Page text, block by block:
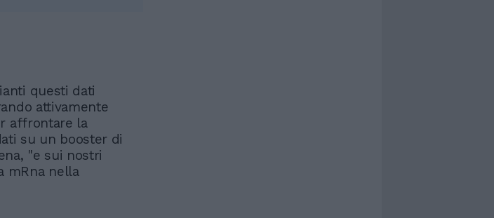
questi dati
attivamente
affrontare la
su un booster di
"e sui nostri
mRna nella